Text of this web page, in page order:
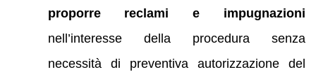
proporre reclami e impugnazioni
nell’interesse della procedura senza
necessità di preventiva autorizzazione del